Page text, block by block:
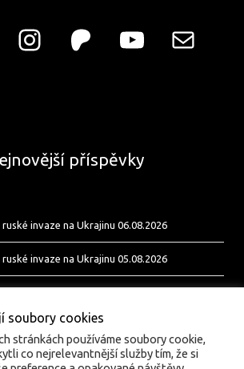
příspěvky
invaze na Ukrajinu 06.08.2026
invaze na Ukrajinu 05.08.2026
soubory cookies
stránkách používáme soubory cookie,
co nejrelevantnější služby tím, že si